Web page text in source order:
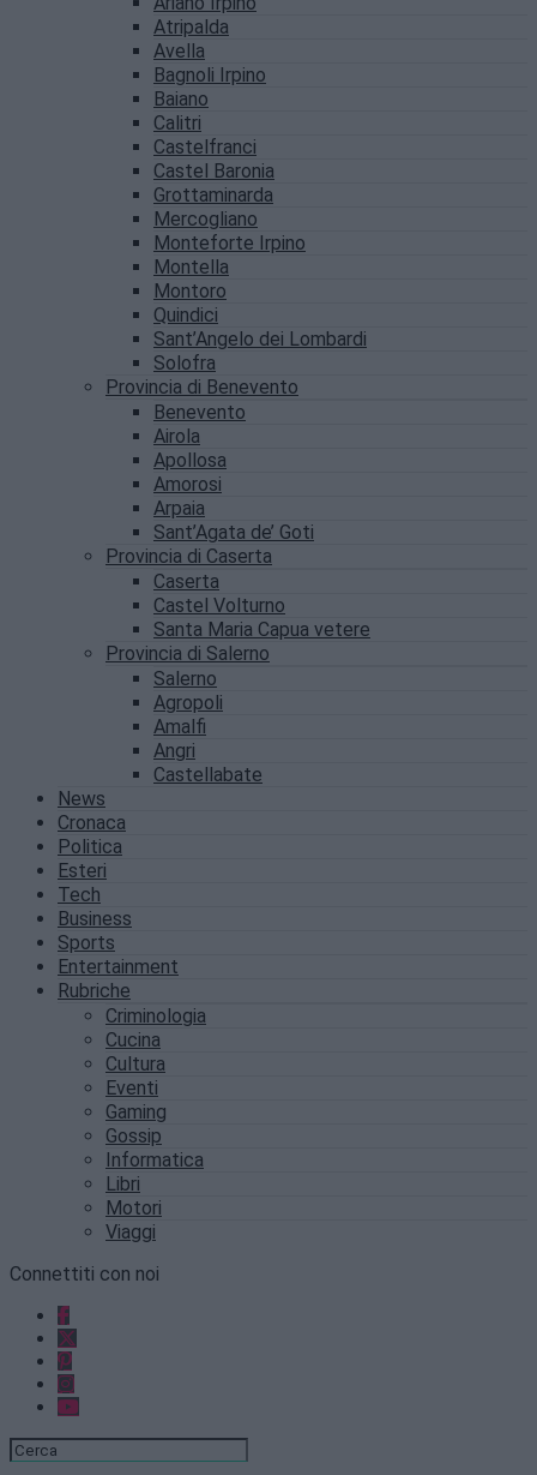
Atripalda
Avella
Bagnoli Irpino
Baiano
Calitri
Castelfranci
Castel Baronia
Grottaminarda
Mercogliano
Monteforte Irpino
Montella
Montoro
Quindici
Sant’Angelo dei Lombardi
Solofra
Provincia di Benevento
Benevento
Airola
Apollosa
Amorosi
Arpaia
Sant’Agata de’ Goti
Provincia di Caserta
Caserta
Castel Volturno
Santa Maria Capua vetere
Provincia di Salerno
Salerno
Agropoli
Amalfi
Angri
Castellabate
News
Cronaca
Politica
Esteri
Tech
Business
Sports
Entertainment
Rubriche
Criminologia
Cucina
Cultura
Eventi
Gaming
Gossip
Informatica
Libri
Motori
Viaggi
Connettiti con noi